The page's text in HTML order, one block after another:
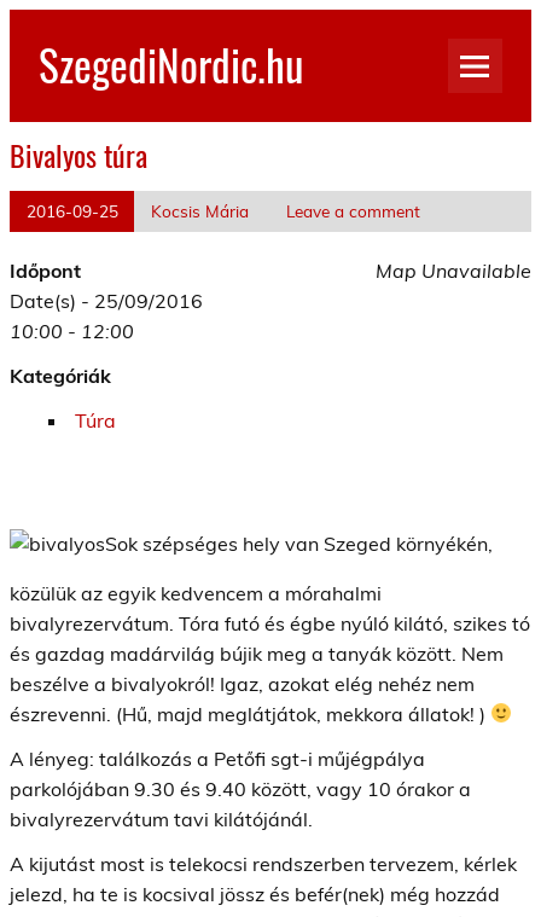
Skip
contentSzegediNordic.hu
Bivalyos túra
2016-09-25 Kocsis Mária Leave a comment
Map Unavailable
Időpont
Date(s) - 25/09/2016
10:00 - 12:00
Kategóriák
Túra
Sok szépséges hely van Szeged környékén,
közülük az egyik kedvencem a mórahalmi
bivalyrezervátum. Tóra futó és égbe nyúló kilátó, szikes tó
és gazdag madárvilág bújik meg a tanyák között. Nem
beszélve a bivalyokról! Igaz, azokat elég nehéz nem
észrevenni. (Hű, majd meglátjátok, mekkora állatok! )
A lényeg: találkozás a Petőfi sgt-i műjégpálya
parkolójában 9.30 és 9.40 között, vagy 10 órakor a
bivalyrezervátum tavi kilátójánál.
A kijutást most is telekocsi rendszerben tervezem, kérlek
jelezd, ha te is kocsival jössz és befér(nek) még hozzád